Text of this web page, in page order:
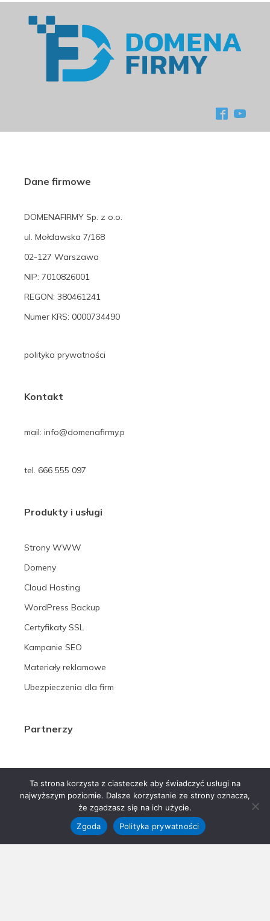
Dane firmowe
DOMENAFIRMY Sp. z o.o.
ul. Mołdawska 7/168
02-127 Warszawa
NIP: 7010826001
REGON: 380461241
Numer KRS: 0000734490
polityka prywatności
Kontakt
mail: info@domenafirmy.p
tel. 666 555 097
Produkty i usługi
Strony WWW
Domeny
Cloud Hosting
WordPress Backup
Certyfikaty SSL
Kampanie SEO
Materiały reklamowe
Ubezpieczenia dla firm
Partnerzy
Ta strona korzysta z ciasteczek aby świadczyć usługi na
najwyższym poziomie. Dalsze korzystanie ze strony oznacza,
że zgadzasz się na ich użycie.
Zgoda
Polityka prywatności